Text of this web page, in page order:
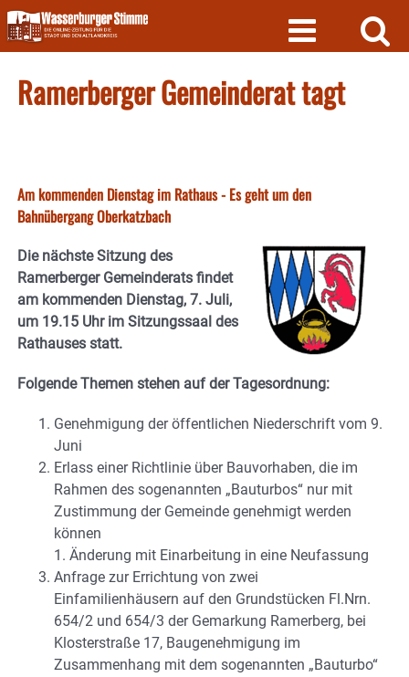
Skip
to
content
Ramerberger Gemeinderat tagt
Am kommenden Dienstag im Rathaus - Es geht um den
Bahnübergang Oberkatzbach
Die nächste Sitzung des
Ramerberger Gemeinderats findet
am kommenden Dienstag, 7. Juli,
um 19.15 Uhr im Sitzungssaal des
Rathauses statt.
Folgende Themen stehen auf der Tagesordnung:
Genehmigung der öffentlichen Niederschrift vom 9.
Juni
Erlass einer Richtlinie über Bauvorhaben, die im
Rahmen des sogenannten „Bauturbos“ nur mit
Zustimmung der Gemeinde genehmigt werden
können
1. Änderung mit Einarbeitung in eine Neufassung
Anfrage zur Errichtung von zwei
Einfamilienhäusern auf den Grundstücken Fl.Nrn.
654/2 und 654/3 der Gemarkung Ramerberg, bei
Klosterstraße 17, Baugenehmigung im
Zusammenhang mit dem sogenannten „Bauturbo“